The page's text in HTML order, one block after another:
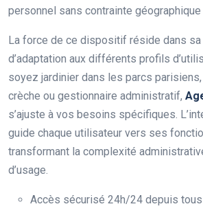
personnel sans contrainte
La force de ce dispositif réside dans sa
d’adaptation aux différents profils
soyez jardinier dans les parcs
crèche ou gestionnaire administratif,
s’ajuste à vos besoins spécifiques.
guide chaque utilisateur vers ses
transformant la complexité
d’usage.
Accès sécurisé 24h/24 depuis tous